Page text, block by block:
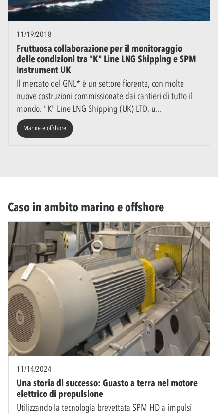
11/19/2018
Fruttuosa collaborazione per il monitoraggio
delle condizioni tra "K" Line LNG Shipping e SPM
Instrument UK
Il mercato del GNL* è un settore fiorente, con molte
nuove costruzioni commissionate dai cantieri di tutto il
mondo. "K" Line LNG Shipping (UK) LTD, u
Marine e offshore
Caso in ambito marino e offshore
11/14/2024
Una storia di successo: Guasto a terra nel motore
elettrico di propulsione
Utilizzando la tecnologia brevettata SPM HD a impulsi